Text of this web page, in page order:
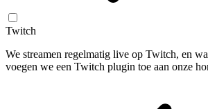
Twitch
We streamen regelmatig live op Twitch, en
voegen we een Twitch plugin toe aan onze